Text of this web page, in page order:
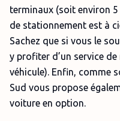
terminaux (soit environ 5
de stationnement est à
Sachez que si vous le
y profiter d’un service
véhicule). Enfin, comme
Sud vous propose
voiture en option.